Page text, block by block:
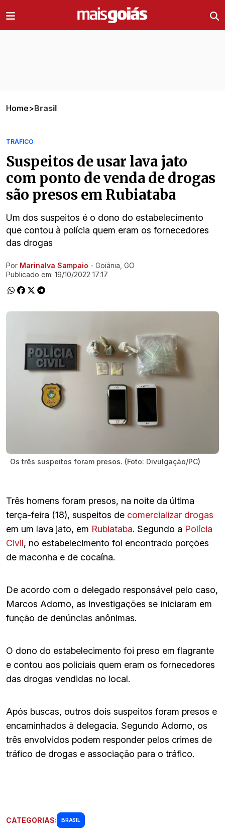
Home>Brasil
TRÁFICO
Suspeitos de usar lava jato
com ponto de venda de drogas
são presos em Rubiataba
Um dos suspeitos é o dono do estabelecimento
que contou à polícia quem eram os fornecedores
das drogas
Ir direto pra matéria
Por Marinalva Sampaio - Goiânia, GO
Publicado em: 19/10/2022 17:17
Os três suspeitos foram presos. (Foto: Divulgação/PC)
Três homens foram presos, na noite da última
terça-feira (18), suspeitos de comercializar drogas
em um lava jato, em Rubiataba. Segundo a Polícia
Civil, no estabelecimento foi encontrado porções
de maconha e de cocaína.
De acordo com o delegado responsável pelo caso,
Marcos Adorno, as investigações se iniciaram em
função de denúncias anônimas.
O dono do estabelecimento foi preso em flagrante
e contou aos policiais quem eram os fornecedores
das drogas vendidas no local.
Após buscas, outros dois suspeitos foram presos e
encaminhados à delegacia. Segundo Adorno, os
três envolvidos podem responder pelos crimes de
tráfico de drogas e associação para o tráfico.
CATEGORIAS: BRASIL